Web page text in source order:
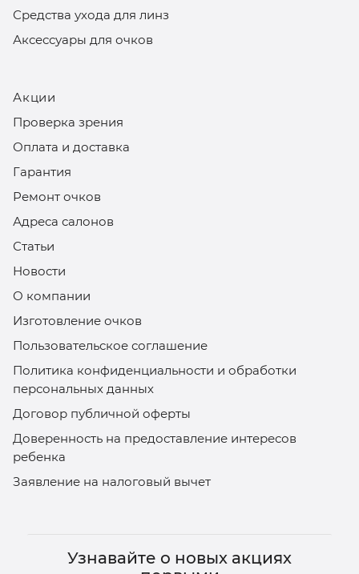
Средства ухода для линз
Аксессуары для очков
Акции
Проверка зрения
Оплата и доставка
Гарантия
Ремонт очков
Адреса салонов
Статьи
Новости
О компании
Изготовление очков
Пользовательское соглашение
Политика конфиденциальности и обработки
персональных данных
Договор публичной оферты
Доверенность на предоставление интересов
ребенка
Заявление на налоговый вычет
Узнавайте о новых акциях